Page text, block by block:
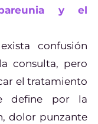
y el
confusión
consulta, pero
el tratamiento
define por la
dolor punzante